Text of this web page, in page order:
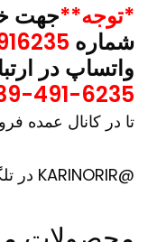
*توجه**جهت
شماره
واتساپ در
491-6235
تا در کانال عمده
@KARINORIR در تلگرام